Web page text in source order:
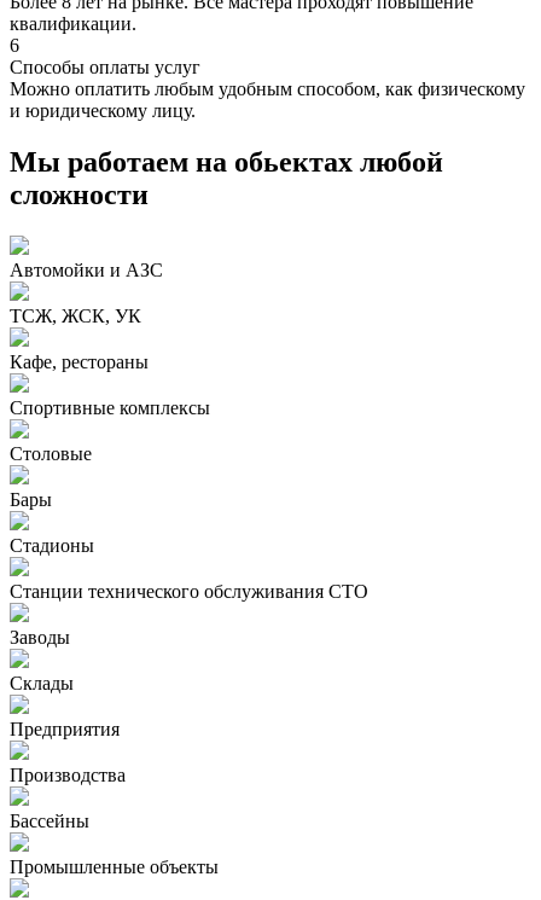
квалификации.
6
Способы оплаты услуг
Можно оплатить любым удобным способом, как физическому
и юридическому лицу.
Мы работаем на обьектах любой
сложности
Автомойки и АЗС
ТСЖ, ЖСК, УК
Кафе, рестораны
Спортивные комплексы
Столовые
Бары
Стадионы
Станции технического обслуживания СТО
Заводы
Склады
Предприятия
Производства
Бассейны
Промышленные объекты